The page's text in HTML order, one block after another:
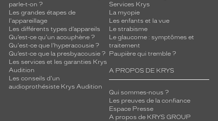
parle-t-on ?
Les grandes étapes de
l'appareillage
Les différents types d’appareils
Qu’est-ce qu'un acouphène ?
Qu'est-ce que l'hyperacousie ?
Qu’est-ce que la presbyacousie ?
Les services et les garanties Krys
Audition
Les conseils d'un
audioprothésiste Krys Audition
Services Krys
La myopie
Les enfants et la vue
Le strabisme
Le glaucome : symptômes et
traitement
Paupière qui tremble ?
A PROPOS DE KRYS
Qui sommes-nous ?
Les preuves de la confiance
Espace Presse
A propos de KRYS GROUP